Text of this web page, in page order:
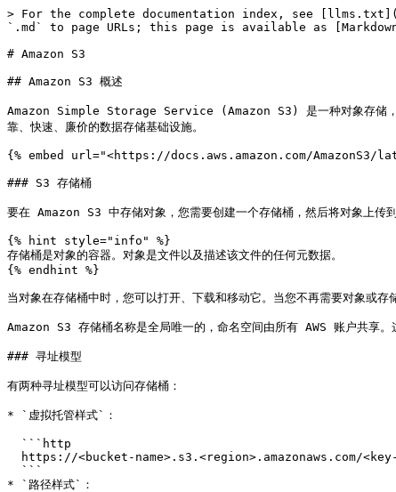
> For the complete documentation index, see
`.md` to page URLs; this page is available as
# Amazon S3
## Amazon S3 概述
Amazon Simple Storage Service (Amazon S3) 是一种对象存储，具
靠、快速、廉价的数据存储基础设施。
{% embed url="<https://docs.aws.amazon.com/AmazonS3/
### S3 存储桶
要在 Amazon S3 中存储对象，您需要创建一个存储桶，然后将对象上传到
{% hint style="info" %}
存储桶是对象的容器。对象是文件以及描述该文件的任何元数据。
{% endhint %}
当对象在存储桶中时，您可以打开、下载和移动它。当您不再需要对象或存
Amazon S3 存储桶名称是全局唯一的，命名空间由所有 AWS 账户共享。
### 寻址模型
有两种寻址模型可以访问存储桶：
* `虚拟托管样式`：
* `路径样式`：